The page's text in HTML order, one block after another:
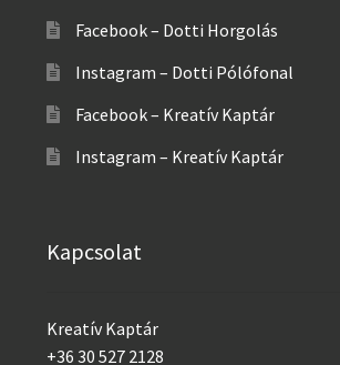
Facebook – Dotti Horgolás
Instagram – Dotti Pólófonal
Facebook – Kreatív Kaptár
Instagram – Kreatív Kaptár
Kapcsolat
Kreatív Kaptár
+36 30 527 2128